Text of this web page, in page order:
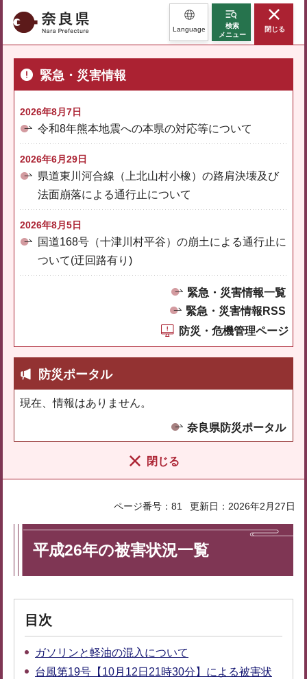
奈良県 Language
検索
メニュー
閉じる
緊急・災害情報
2026年8月7日
令和8年熊本地震への本県の対応等について
2026年6月29日
県道東川河合線（上北山村小橡）の路肩決壊及び
法面崩落による通行止について
2026年8月5日
国道168号（十津川村平谷）の崩土による通行止に
ついて(迂回路有り)
緊急・災害情報一覧
緊急・災害情報RSS
防災・危機管理ページ
防災ポータル
現在、情報はありません。
奈良県防災ポータル
閉じる
ページ番号：81 更新日：2026年2月27日
平成26年の被害状況一覧
目次
ガソリンと軽油の混入について
台風第19号【10月12日21時30分】による被害状